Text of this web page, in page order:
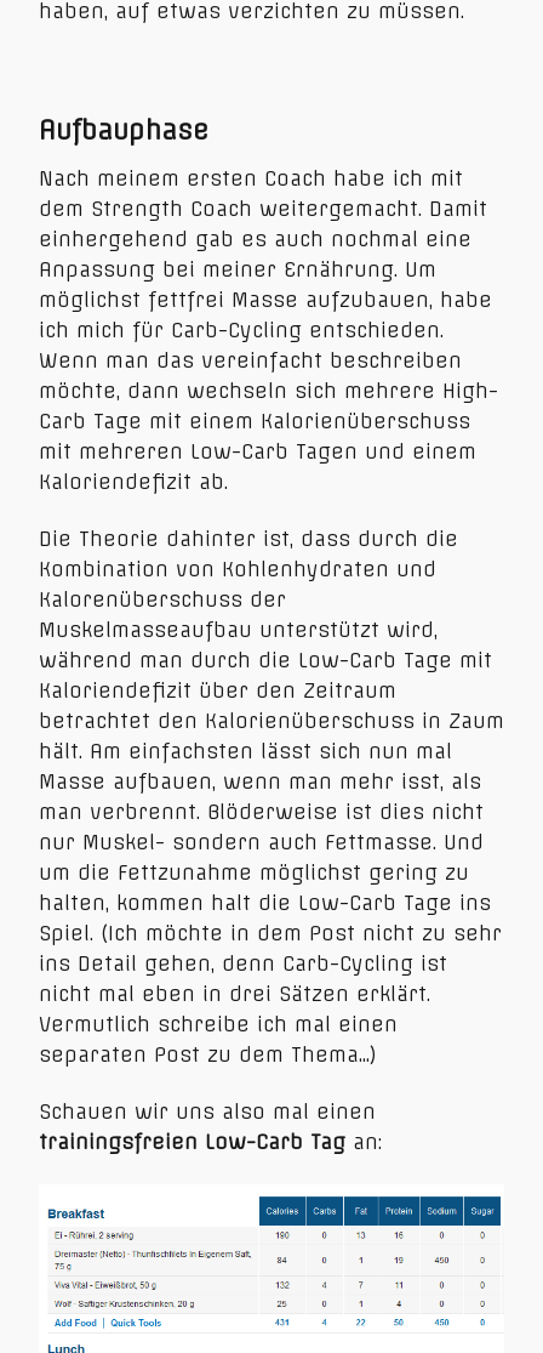
haben, auf etwas verzichten zu müssen.
Aufbauphase
Nach meinem ersten Coach habe ich mit
dem Strength Coach weitergemacht. Damit
einhergehend gab es auch nochmal eine
Anpassung bei meiner Ernährung. Um
möglichst fettfrei Masse aufzubauen, habe
ich mich für Carb-Cycling entschieden.
Wenn man das vereinfacht beschreiben
möchte, dann wechseln sich mehrere High-
Carb Tage mit einem Kalorienüberschuss
mit mehreren Low-Carb Tagen und einem
Kaloriendefizit ab.
Die Theorie dahinter ist, dass durch die
Kombination von Kohlenhydraten und
Kalorenüberschuss der
Muskelmasseaufbau unterstützt wird,
während man durch die Low-Carb Tage mit
Kaloriendefizit über den Zeitraum
betrachtet den Kalorienüberschuss in Zaum
hält. Am einfachsten lässt sich nun mal
Masse aufbauen, wenn man mehr isst, als
man verbrennt. Blöderweise ist dies nicht
nur Muskel- sondern auch Fettmasse. Und
um die Fettzunahme möglichst gering zu
halten, kommen halt die Low-Carb Tage ins
Spiel. (Ich möchte in dem Post nicht zu sehr
ins Detail gehen, denn Carb-Cycling ist
nicht mal eben in drei Sätzen erklärt.
Vermutlich schreibe ich mal einen
separaten Post zu dem Thema…)
Schauen wir uns also mal einen
trainingsfreien Low-Carb Tag an: